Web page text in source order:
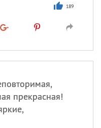
189
прекрасная!